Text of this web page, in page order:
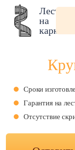
на
каркасе
Помещение:
Внутренние
Чердачные
Сроки
Гарантия на
Отсутствие